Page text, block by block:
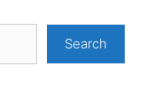
Search